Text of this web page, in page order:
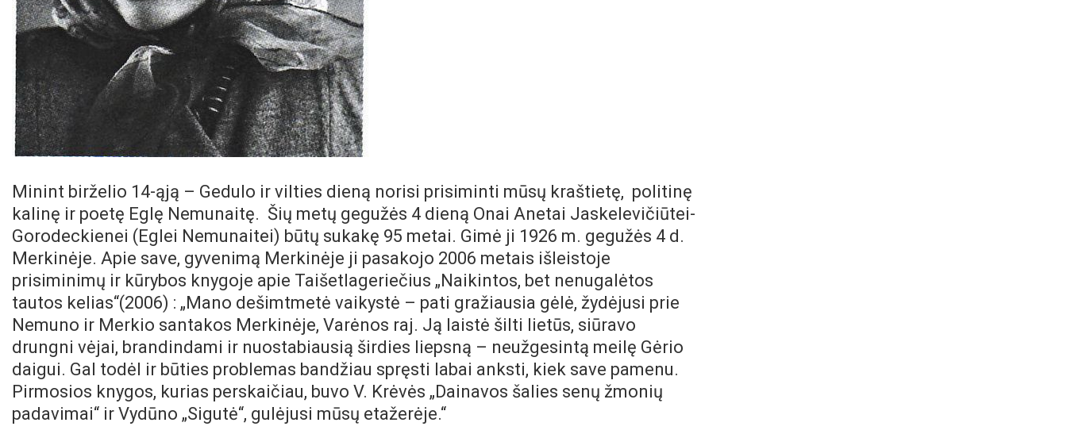
Minint birželio 14-ąją – Gedulo ir vilties dieną norisi prisiminti mūsų kraštietę, politinę
kalinę ir poetę Eglę Nemunaitę. Šių metų gegužės 4 dieną Onai Anetai Jaskelevičiūtei-
Gorodeckienei (Eglei Nemunaitei) būtų sukakę 95 metai. Gimė ji 1926 m. gegužės 4 d.
Merkinėje. Apie save, gyvenimą Merkinėje ji pasakojo 2006 metais išleistoje
prisiminimų ir kūrybos knygoje apie Taišetlageriečius „Naikintos, bet nenugalėtos
tautos kelias“(2006) : „Mano dešimtmetė vaikystė – pati gražiausia gėlė, žydėjusi prie
Nemuno ir Merkio santakos Merkinėje, Varėnos raj. Ją laistė šilti lietūs, siūravo
drungni vėjai, brandindami ir nuostabiausią širdies liepsną – neužgesintą meilę Gėrio
daigui. Gal todėl ir būties problemas bandžiau spręsti labai anksti, kiek save pamenu.
Pirmosios knygos, kurias perskaičiau, buvo V. Krėvės „Dainavos šalies senų žmonių
padavimai“ ir Vydūno „Sigutė“, gulėjusi mūsų etažerėje.“